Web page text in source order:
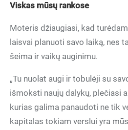
Viskas mūsų rankose
Moteris džiaugiasi, kad
laisvai planuoti savo laiką, nes
šeima ir vaikų auginimu.
„Tu nuolat augi ir tobulėji su
išmoksti naujų dalykų, plečiasi
kurias galima panaudoti ne tik
kapitalas tokiam verslui yra